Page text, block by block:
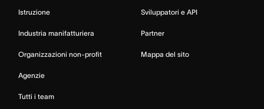
Istruzione
Industria manifatturiera
Organizzazioni non-profit
Agenzie
Tutti i team
Sviluppatori e API
Partner
Mappa del sito